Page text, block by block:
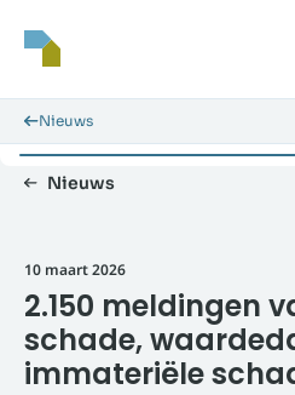
Nieuws
Nieuws
10 maart 2026
2.150 meldingen
schade,
immateriële